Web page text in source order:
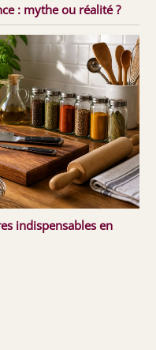
: mythe ou réalité ?
indispensables en